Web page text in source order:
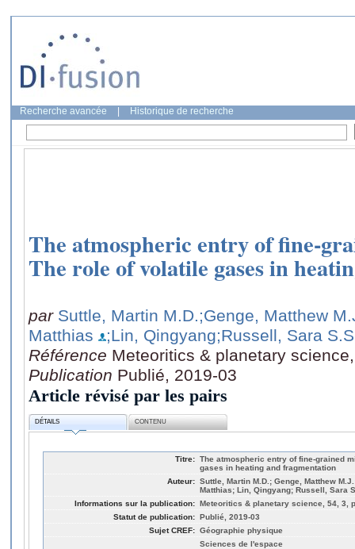
Recherche avancée Historique de recherche
The atmospheric entry of fine-
The role of volatile gases in
par Suttle, Martin M.D.;Genge, Matthew
Matthias
;Lin, Qingyang;Russell, Sara
Référence Meteoritics & planetary
Publication Publié, 2019-03
Article révisé par les pairs
DÉTAILS CONTENU
Titre: The atmospheric entry of fine-grained
gases in heating and fragmentation
Auteur: Suttle, Martin M.D.; Genge, Matthew
Matthias; Lin, Qingyang; Russell, Sara
Informations sur la publication: Meteoritics & planetary science, 54, 3,
Statut de publication: Publié, 2019-03
Sujet CREF: Géographie physique
Sciences de l'espace